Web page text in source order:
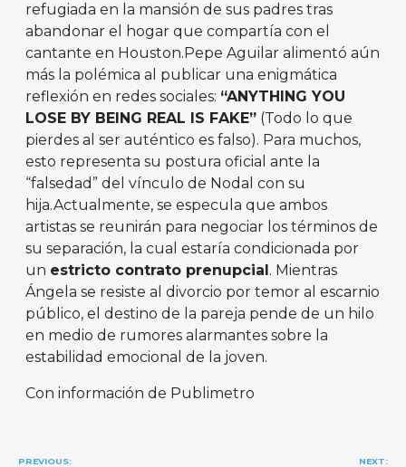
refugiada en la mansión de sus padres tras
abandonar el hogar que compartía con el
cantante en Houston.Pepe Aguilar alimentó aún
más la polémica al publicar una enigmática
reflexión en redes sociales: “ANYTHING YOU
LOSE BY BEING REAL IS FAKE” (Todo lo que
pierdes al ser auténtico es falso). Para muchos,
esto representa su postura oficial ante la
“falsedad” del vínculo de Nodal con su
hija.Actualmente, se especula que ambos
artistas se reunirán para negociar los términos de
su separación, la cual estaría condicionada por
un estricto contrato prenupcial . Mientras
Ángela se resiste al divorcio por temor al escarnio
público, el destino de la pareja pende de un hilo
en medio de rumores alarmantes sobre la
estabilidad emocional de la joven.
Con información de Publimetro
Navegación
PREVIOUS: NEXT: